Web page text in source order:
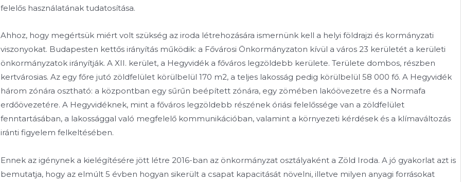
felelős használatának tudatosítása.
Ahhoz, hogy megértsük miért volt szükség az iroda létrehozására ismernünk kell a helyi földrajzi és kormányzati
viszonyokat. Budapesten kettős irányítás működik: a Fővárosi Önkormányzaton kívül a város 23 kerületét a kerületi
önkormányzatok irányítják. A XII. kerület, a Hegyvidék a főváros legzöldebb kerülete. Területe dombos, részben
kertvárosias. Az egy főre jutó zöldfelület körülbelül 170 m2, a teljes lakosság pedig körülbelül 58 000 fő. A Hegyvidék
három zónára osztható: a központban egy sűrűn beépített zónára, egy zömében lakóövezetre és a Normafa
erdőövezetére. A Hegyvidéknek, mint a főváros legzöldebb részének óriási felelőssége van a zöldfelület
fenntartásában, a lakossággal való megfelelő kommunikációban, valamint a környezeti kérdések és a klímaváltozás
iránti figyelem felkeltésében.
Ennek az igénynek a kielégítésére jött létre 2016-ban az önkormányzat osztályaként a Zöld Iroda. A jó gyakorlat azt is
bemutatja, hogy az elmúlt 5 évben hogyan sikerült a csapat kapacitását növelni, illetve milyen anyagi forrásokat